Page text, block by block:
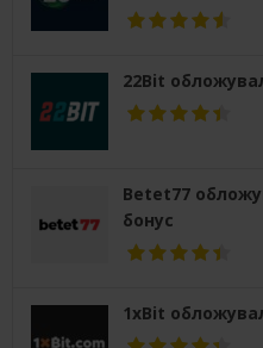
22Bit
Betet77
бонус
1xBit